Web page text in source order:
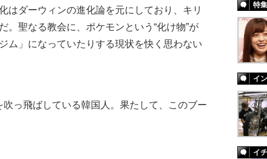
はダーウィンの進化論を元にしており、キリ
。聖なる教会に、ポケモンという“化け物”が
ム」になっていたりする現状を快く思わない
吹っ飛ばしている韓国人。果たして、このブー
特集
イ
イ